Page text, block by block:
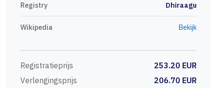
Registry Dhiraagu
Wikipedia Bekijk
Registratieprijs
253.20 EUR
Verlengingsprijs
206.70 EUR